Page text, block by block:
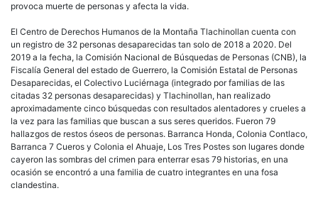
provoca muerte de personas y afecta la vida.
El Centro de Derechos Humanos de la Montaña Tlachinollan cuenta con
un registro de 32 personas desaparecidas tan solo de 2018 a 2020. Del
2019 a la fecha, la Comisión Nacional de Búsquedas de Personas (CNB), la
Fiscalía General del estado de Guerrero, la Comisión Estatal de Personas
Desaparecidas, el Colectivo Luciérnaga (integrado por familias de las
citadas 32 personas desaparecidas) y Tlachinollan, han realizado
aproximadamente cinco búsquedas con resultados alentadores y crueles a
la vez para las familias que buscan a sus seres queridos. Fueron 79
hallazgos de restos óseos de personas. Barranca Honda, Colonia Contlaco,
Barranca 7 Cueros y Colonia el Ahuaje, Los Tres Postes son lugares donde
cayeron las sombras del crimen para enterrar esas 79 historias, en una
ocasión se encontró a una familia de cuatro integrantes en una fosa
clandestina.